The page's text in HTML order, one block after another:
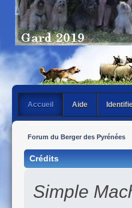
Accueil Aide
Forum du Berger des Pyrénées
Crédits
Simple